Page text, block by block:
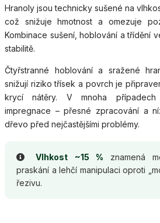
Hranoly jsou technicky sušené na
což snižuje hmotnost a omezuje
Kombinace sušení, hoblování a třídění
stabilitě.
Čtyřstranné hoblování a sražené
snižují riziko třísek a povrch je
krycí nátěry. V mnoha
impregnace – přesné zpracování a
dřevo před nejčastějšími problémy.
Vlhkost ~15 % znamená
praskání a lehčí manipulaci oproti
řezivu.